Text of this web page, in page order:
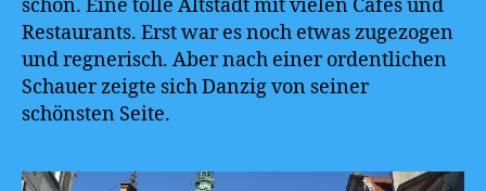
schön. Eine tolle Altstadt mit vielen Cafes und
Restaurants. Erst war es noch etwas zugezogen
und regnerisch. Aber nach einer ordentlichen
Schauer zeigte sich Danzig von seiner
schönsten Seite.